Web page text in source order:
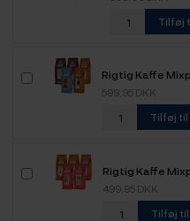
Tilføj
Rigtig Kaffe
599,95 DKK
Tilføj til
Rigtig Kaffe
499,95 DKK
Tilføj til